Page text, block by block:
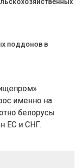
поддонов в
именно на
белорусы
ЕС и СНГ.